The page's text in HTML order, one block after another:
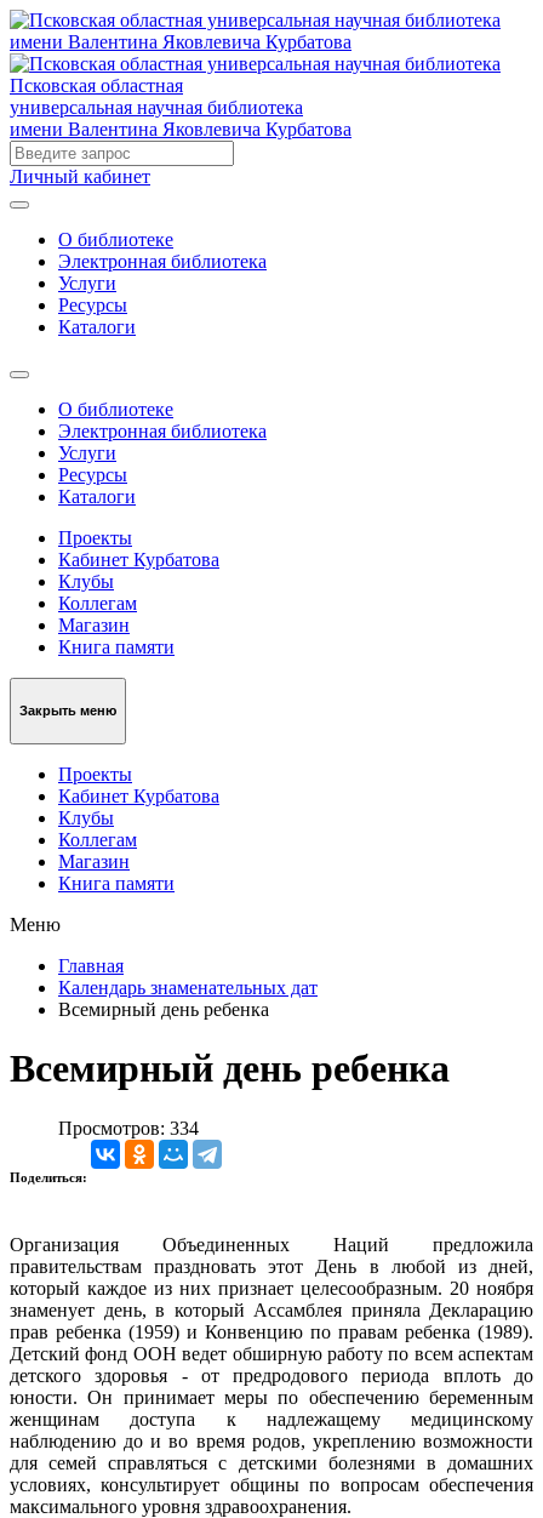
Псковская областная
универсальная научная библиотека
имени Валентина Яковлевича Курбатова
Личный кабинет
О библиотеке
Электронная библиотека
Услуги
Ресурсы
Каталоги
О библиотеке
Электронная библиотека
Услуги
Ресурсы
Каталоги
Проекты
Кабинет Курбатова
Клубы
Коллегам
Магазин
Книга памяти
Закрыть меню
Проекты
Кабинет Курбатова
Клубы
Коллегам
Магазин
Книга памяти
Меню
Главная
Календарь знаменательных дат
Всемирный день ребенка
Всемирный день ребенка
Просмотров: 334
Поделиться:
Организация Объединенных Наций предложила
правительствам праздновать этот День в любой из дней,
который каждое из них признает целесообразным. 20 ноября
знаменует день, в который Ассамблея приняла Декларацию
прав ребенка (1959) и Конвенцию по правам ребенка (1989).
Детский фонд ООН ведет обширную работу по всем аспектам
детского здоровья - от предродового периода вплоть до
юности. Он принимает меры по обеспечению беременным
женщинам доступа к надлежащему медицинскому
наблюдению до и во время родов, укреплению возможности
для семей справляться с детскими болезнями в домашних
условиях, консультирует общины по вопросам обеспечения
максимального уровня здравоохранения.